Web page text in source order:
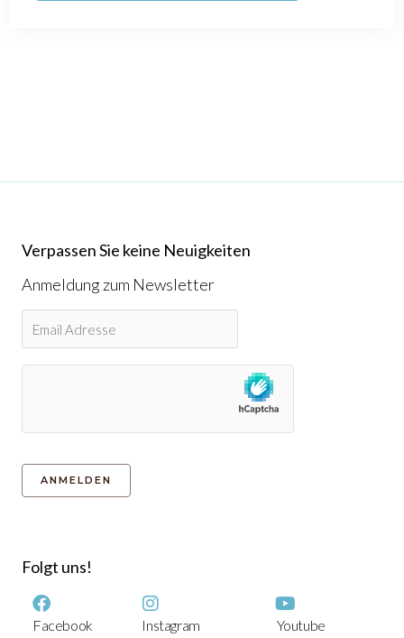
Verpassen Sie keine Neuigkeiten
Anmeldung zum Newsletter
Folgt uns!
Facebook Instagram Youtube